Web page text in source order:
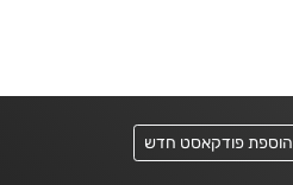
הוספת פודקאסט חדש